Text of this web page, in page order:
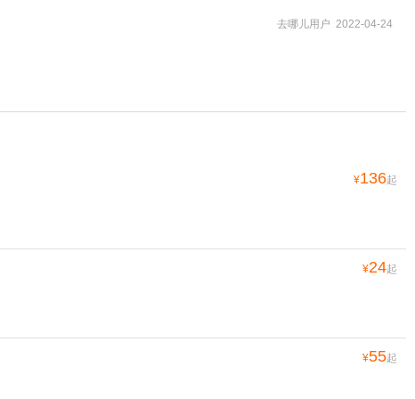
去哪儿用户 2022-04-24
¥136起
¥24起
¥55起